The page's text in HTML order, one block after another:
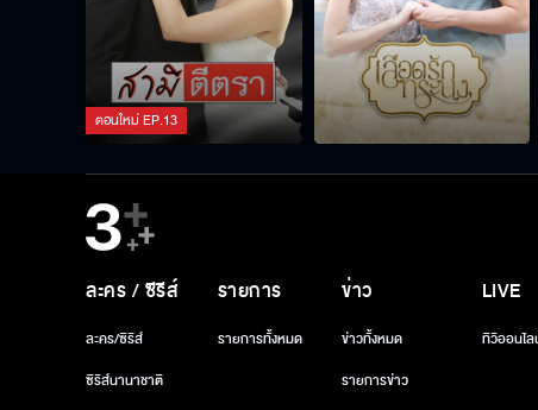
ตอนใหม่EP.13
ละคร / ซีรีส์
ละคร/ซีรีส์
ซีรีส์นานาชาติ
รายการ
รายการทั้งหมด
ข่าว
ข่าวทั้งหมด
รายการข่าว
LIVE
ทีวีออนไ